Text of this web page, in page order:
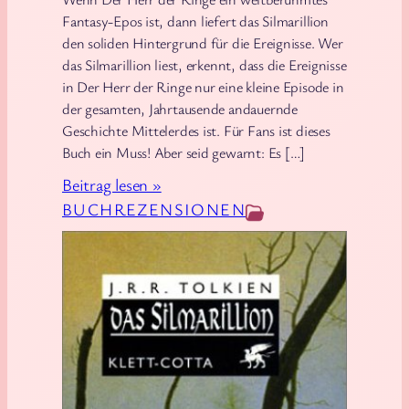
t
e
r
(
S
a
g
a
)
D
a
s
L
i
e
d
v
o
n
s
u
n
d
BUCHREZENSIONEN
Fantasy-Epos ist, dann liefert das Silmarillion
den soliden Hintergrund für die Ereignisse. Wer
das Silmarillion liest, erkennt, dass die Ereignisse
in Der Herr der Ringe nur eine kleine Episode in
der gesamten, Jahrtausende andauernde
Geschichte Mittelerdes ist. Für Fans ist dieses
Buch ein Muss! Aber seid gewarnt: Es […]
Beitrag lesen »:
J
.
.
R
.
T
o